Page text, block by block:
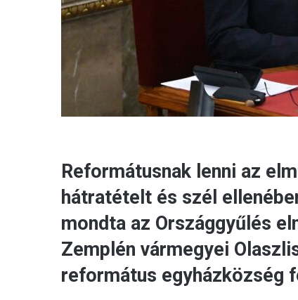
Reformátusnak lenni az
hátratételt és szél
mondta az Országgyűlés
Zemplén vármegyei
református egyházközség